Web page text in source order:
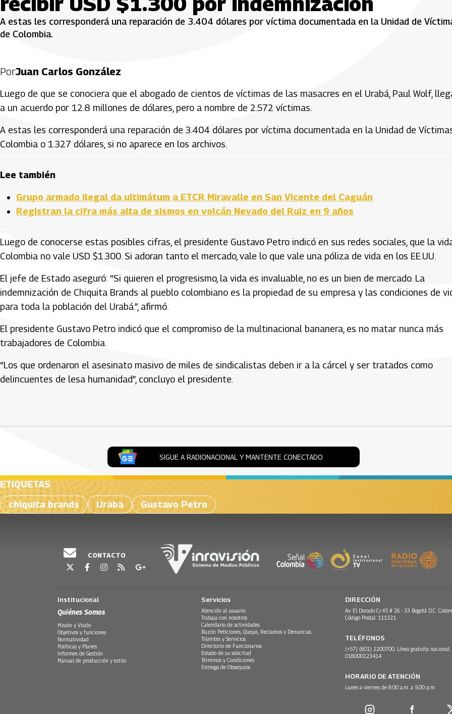
A estas les corresponderá una reparación de 3.404 dólares por víctima documentada en la Unidad de
de Colombia.
PorJuan Carlos González
Luego de que se conociera que el abogado de cientos de víctimas de las masacres en el Urabá, Paul Wolf,
a un acuerdo por 12.8 millones de dólares, pero a nombre de 2.572 víctimas.
A estas les corresponderá una reparación de 3.404 dólares por víctima documentada en la Unidad de
Colombia o 1.327 dólares, si no aparece en los archivos.
Lee también
Grupo armado ilegal da ultimátum a ETCR Miravalle en San Vicente del Caguán
Registran la cifra más alta de sismos en volcán Nevado del Ruiz en 9 años
Luego de conocerse estas posibles cifras, el presidente Gustavo Petro indicó en sus redes sociales, que la
Colombia no vale USD $1.300. Si adoran tanto el mercado, vale lo que vale una póliza de vida en los EE.UU.
El jefe de Estado aseguró: “Si quieren el progresismo, la vida es invaluable, no es un bien de mercado. La
indemnización de Chiquita Brands al pueblo colombiano es la propiedad de su empresa y las condiciones de
para toda la población del Urabá.”, afirmó.
El presidente Gustavo Petro indicó que el compromiso de la multinacional bananera, es no matar nunca más
trabajadores de Colombia.
“Los que ordenaron el asesinato masivo de miles de sindicalistas deben ir a la cárcel y ser tratados como
delincuentes de lesa humanidad”, concluyo el presidente.
SIGUE A RADIONACIONAL Y MANTENTE CONECTADO
ETIQUETAS
chiquita brands
Uraba Gustavo Petro
CONTACTO
Institucional
Quiénes Somos
Misión y Visión
Objetivos y funciones
Normatividad
Políticas y Planes
Informes de Gestión
Manual de producción y estilo
Servicios
Atención al usuario
Trabaja con nosotros
Calendario de actividades
Buzón Peticiones, Quejas, Reclamos y Denuncias
Trámites y Servicios
Directorio de Funcionarios
Estado de su solicitud
Términos y Condiciones
Entrega de Obsequios
DIRECCIÓN
Av. El Dorado Cr.45 # 26 - 33 Bogotá D.C.
Código Postal: 111321
TELÉFONOS
(+57) (601) 2200700. Línea gratuita nacional:
018000123414
HORARIO DE ATENCIÓN
Lunes a viernes de 8:00 a.m. a 5:00 p.m.